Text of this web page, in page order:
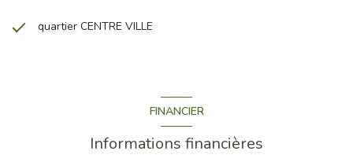
quartier CENTRE VILLE
FINANCIER
Informations financières